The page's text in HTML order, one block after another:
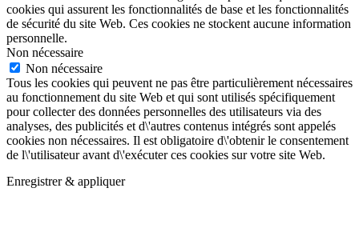
cookies qui assurent les fonctionnalités de base et les fonctionnalités
de sécurité du site Web. Ces cookies ne stockent aucune information
personnelle.
Non nécessaire
Non nécessaire
Tous les cookies qui peuvent ne pas être particulièrement nécessaires
au fonctionnement du site Web et qui sont utilisés spécifiquement
pour collecter des données personnelles des utilisateurs via des
analyses, des publicités et d\'autres contenus intégrés sont appelés
cookies non nécessaires. Il est obligatoire d\'obtenir le consentement
de l\'utilisateur avant d\'exécuter ces cookies sur votre site Web.
Enregistrer & appliquer